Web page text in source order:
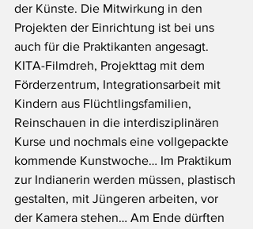
der Künste. Die Mitwirkung in den
Projekten der Einrichtung ist bei uns
auch für die Praktikanten angesagt.
KITA-Filmdreh, Projekttag mit dem
Förderzentrum, Integrationsarbeit mit
Kindern aus Flüchtlingsfamilien,
Reinschauen in die interdisziplinären
Kurse und nochmals eine vollgepackte
kommende Kunstwoche… Im Praktikum
zur Indianerin werden müssen, plastisch
gestalten, mit Jüngeren arbeiten, vor
der Kamera stehen… Am Ende dürften